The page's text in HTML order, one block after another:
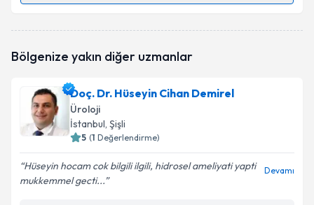
Metni'ni okudum ve kişisel verilerimin belirtilen
Takvim Talebini Gönder
oluşturun. Size bu uzmandan randevu almanız için bir
E-posta Adresiniz
Kişisel verilerimin işlenmesine ilişkinAydınlatma
Metni'ni okudum ve kişisel verilerimin belirtilen
Bölgenize yakın diğer uzmanlar
Doç. Dr. Hüseyin Cihan Demirel
Üroloji
İstanbul, Şişli
5 (1 Değerlendirme)
Hüseyin hocam cok bilgili ilgili, hidrosel ameliyati yapti
mukkemmel gecti...
Devamı